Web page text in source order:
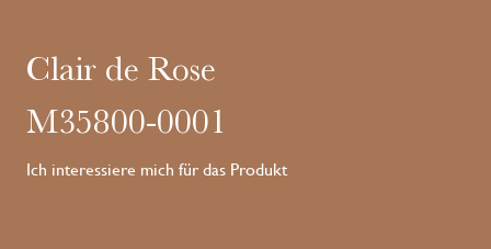
Clair de Rose
M35800-0001
Ich interessiere mich für das Produkt